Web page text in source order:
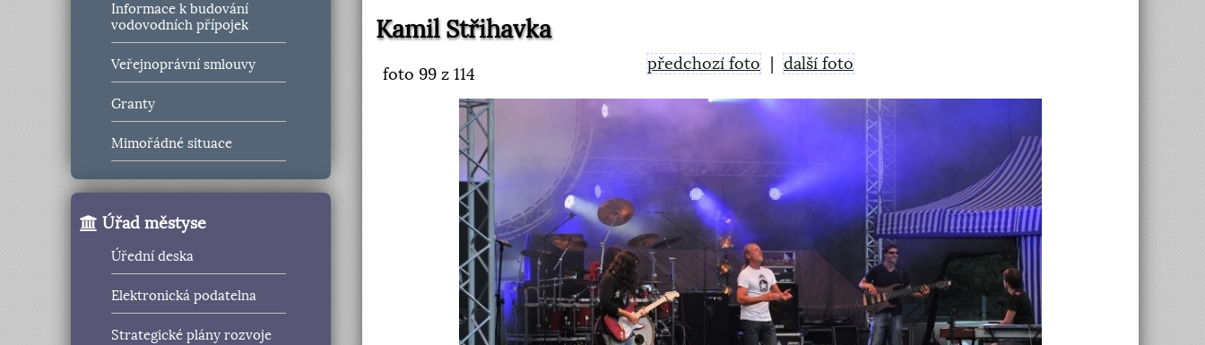
Informace k budování
vodovodních přípojek
Veřejnoprávní smlouvy
Granty
Mimořádné situace
Úřad městyse
Úřední deska
Elektronická podatelna
Strategické plány rozvoje
Kamil Střihavka
foto99 z 114
předchozí foto další foto
< >